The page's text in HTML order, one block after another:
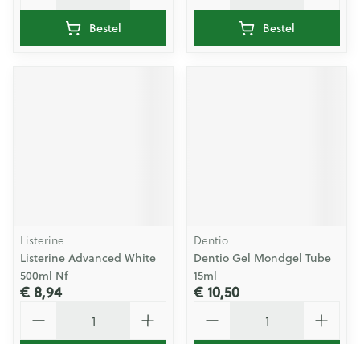
Bestel Bestel
Listerine
Listerine Advanced White
500ml Nf
€ 8,94
Dentio
Dentio Gel Mondgel Tube
15ml
€ 10,50